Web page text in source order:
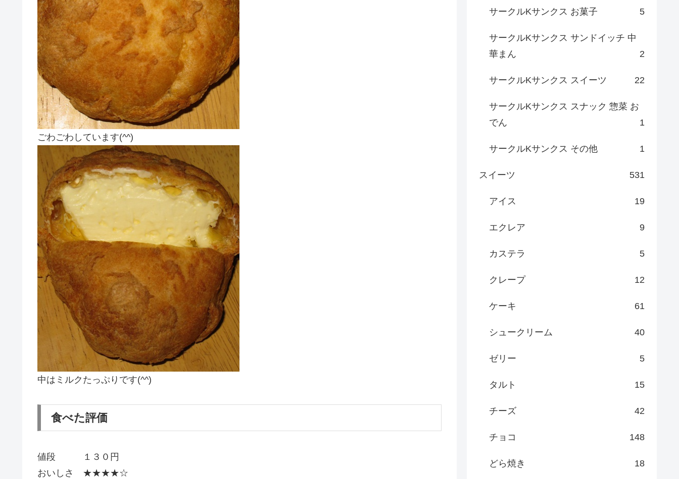
ごわごわしています(^^)
中はミルクたっぷりです(^^)
食べた評価
値段 １３０円
おいしさ ★★★★☆
サークルKサンクス お菓子 5
サークルKサンクス サンドイッチ 中
華まん
2
サークルKサンクス スイーツ 22
サークルKサンクス スナック 惣菜 お
でん
1
サークルKサンクス その他 1
スイーツ 531
アイス 19
エクレア 9
カステラ 5
クレープ 12
ケーキ 61
シュークリーム 40
ゼリー 5
タルト 15
チーズ 42
チョコ 148
どら焼き 18